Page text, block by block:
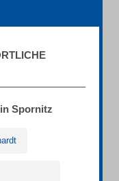
Spornitz